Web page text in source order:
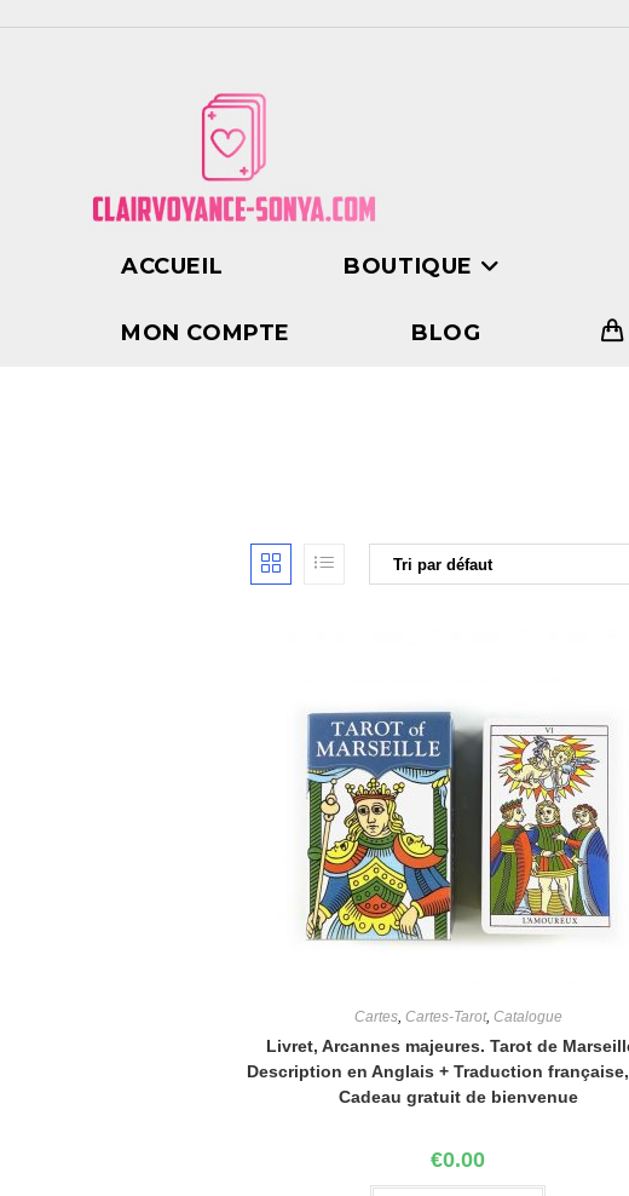
ACCUEIL BOUTIQUE
MON COMPTE BLOG
Cartes, Cartes-Tarot, Catalogue
Livret, Arcannes majeures. Tarot de
Description en Anglais + Traduction française,
Cadeau gratuit de bienvenue
€0.00